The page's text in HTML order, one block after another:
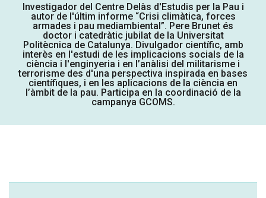
Investigador del Centre Delàs d'Estudis per la Pau i
autor de l'últim informe “Crisi climàtica, forces
armades i pau mediambiental”. Pere Brunet és
doctor i catedràtic jubilat de la Universitat
Politècnica de Catalunya. Divulgador científic, amb
interès en l'estudi de les implicacions socials de la
ciència i l'enginyeria i en l’anàlisi del militarisme i
terrorisme des d'una perspectiva inspirada en bases
científiques, i en les aplicacions de la ciència en
l’àmbit de la pau. Participa en la coordinació de la
campanya GCOMS.